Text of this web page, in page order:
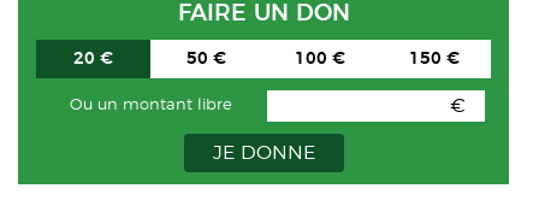
FAIRE UN DON
20 € 50 € 100 € 150 €
Ou un montant libre €
JE DONNE